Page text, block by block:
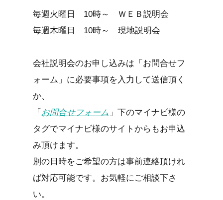
毎週火曜日 10時～ ＷＥＢ説明会
毎週木曜日 10時～ 現地説明会
会社説明会のお申し込みは「お問合せフ
ォーム」に必要事項を入力して送信頂く
か、
「 お問合せフォーム 」下のマイナビ様の
タグでマイナビ様のサイトからもお申込
み頂けます。
別の日時をご希望の方は事前連絡頂けれ
ば対応可能です。お気軽にご相談下さ
い。